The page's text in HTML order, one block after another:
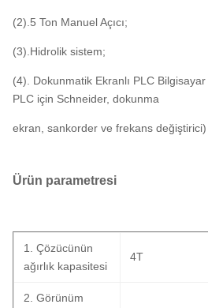
(2).5 Ton Manuel Açıcı;
(3).Hidrolik sistem;
(4). Dokunmatik Ekranlı PLC
PLC için Schneider, dokunma
ekran, sankorder ve frekans değiştirici)
Ürün parametresi
1. Çözücünün
ağırlık kapasitesi
4T
2. Görünüm